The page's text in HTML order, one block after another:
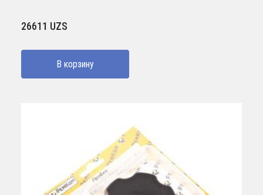
26611 UZS
В корзину